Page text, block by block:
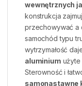
wewnętrznych
konstrukcja
przechowywać a
samochód typu
wytrzymałość
aluminium użyte
Sterowność i
samonastawne